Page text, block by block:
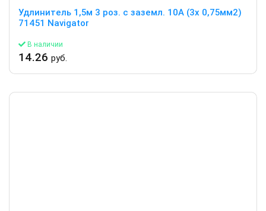
Удлинитель 1,5м 3 роз. с заземл. 10А (3х 0,75мм2)
71451 Navigator
В наличии
14.26 руб.